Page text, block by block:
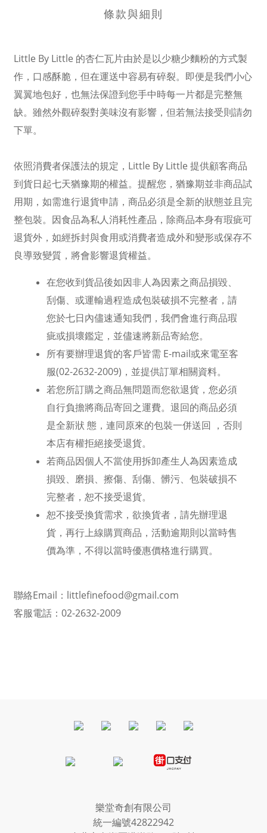
條款與細則
Little By Little 的杏仁瓦片由於是以少糖少麵粉的方式製
作，口感酥脆，但在運送中容易有碎裂。即便是我們小心
翼翼地包好，也無法保證到您手中時每一片都是完整無
缺。雖然外觀碎裂對美味沒有影響，但若無法接受則請勿
下單。
依照消費者保護法的規定，Little By Little 提供顧客商品
到貨日起七天猶豫期的權益。提醒您，猶豫期並非商品試
用期，如需進行退貨申請，商品必須是全新的狀態並且完
整包裝。因食品為私人消耗性產品，除商品本身有瑕疵可
退貨外，如經拆封與食用或消費者造成外和變形或保存不
良導致變質，將會影響退貨權益。
在您收到貨品後如因非人為因素之商品損毀、
刮傷、或運輸過程造成包裝破損不完整者，請
您於七日內儘速通知我們，我們會進行商品瑕
疵或損壞鑑定，並儘速將新品寄給您。
所有要辦理退貨的客戶皆需 E-mail或來電至客
服(02-2632-2009) ，並提供訂單相關資料。
若您所訂購之商品無問題而您欲退貨，您必須
自行負擔將商品寄回之運費。退回的商品必須
是全新狀 態，連同原來的包裝一併送回 ，否則
本店有權拒絕接受退貨。
若商品因個人不當使用拆卸產生人為因素造成
損毀、磨損、擦傷、刮傷、髒污、包裝破損不
完整者，恕不接受退貨。
恕不接受換貨需求，欲換貨者，請先辦理退
貨，再行上線購買商品，活動逾期則以當時售
價為準，不得以當時優惠價格進行購買。
聯絡Email：littlefinefood@gmail.com
客服電話： 02-2632-2009
樂堂奇創有限公司
統一編號42822942